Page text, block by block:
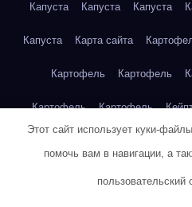
Капуста Капуста Капуста
Капуста Карта сайта
Картофель Картофель
Картофель Картофель
Этот сайт использует куки-
помочь вам в навигации, а
пользовательский